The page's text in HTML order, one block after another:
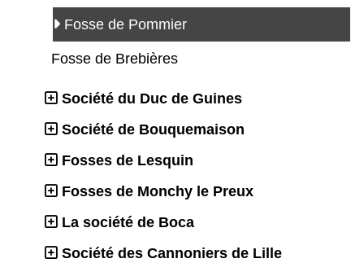
Fosse de Pommier
Fosse de Brebières
Société du Duc de Guines
Société de Bouquemaison
Fosses de Lesquin
Fosses de Monchy le Preux
La société de Boca
Société des Cannoniers de Lille